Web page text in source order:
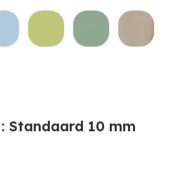
: Standaard 10 mm